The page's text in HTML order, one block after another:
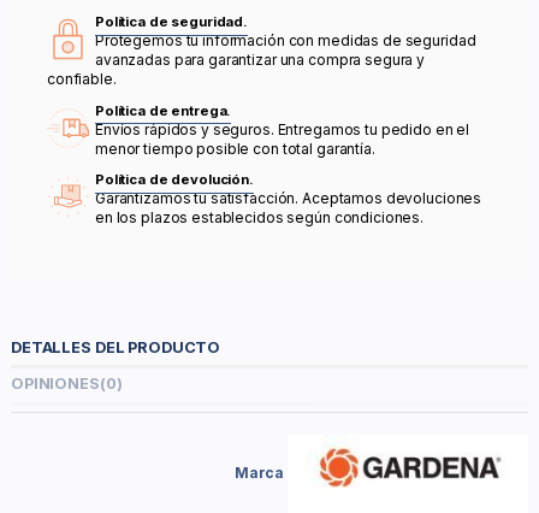
Política de seguridad.
Protegemos tu información con medidas de seguridad
avanzadas para garantizar una compra segura y
confiable.
Política de entrega.
Envíos rápidos y seguros. Entregamos tu pedido en el
menor tiempo posible con total garantía.
Política de devolución.
Garantizamos tu satisfacción. Aceptamos devoluciones
en los plazos establecidos según condiciones.
DETALLES DEL PRODUCTO
OPINIONES(0)
Marca